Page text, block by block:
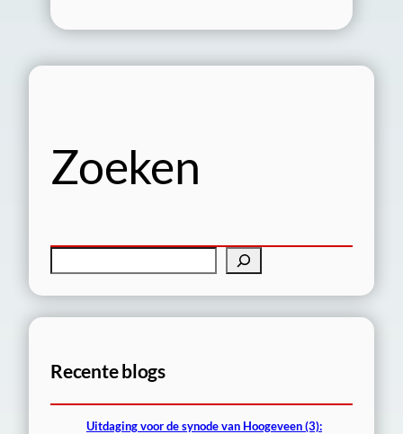
Zoeken
n
Recente blogs
Uitdaging voor de synode van Hoogeveen (3):